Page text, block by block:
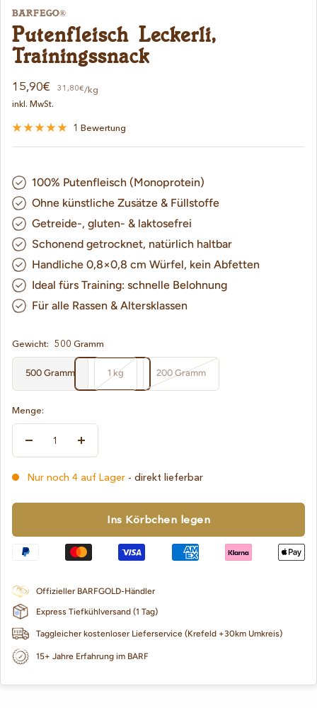
BARFEGO®
Putenfleisch Leckerli,
Trainingssnack
Angebotspreis
15,90€ 31,80€/kg
inkl. MwSt.
1 Bewertung
100% Putenfleisch (Monoprotein)
Ohne künstliche Zusätze & Füllstoffe
Getreide-, gluten- & laktosefrei
Schonend getrocknet, natürlich haltbar
Handliche 0,8×0,8 cm Würfel, kein Abfetten
Ideal fürs Training: schnelle Belohnung
Für alle Rassen & Altersklassen
Gewicht: 500 Gramm
500 Gramm 1 kg 200 Gramm
Menge:
Menge
Menge
Nur noch 4 auf Lager - direkt lieferbar
Ins Körbchen legen
Offizieller BARFGOLD-Händler
Express Tiefkühlversand (1 Tag)
Taggleicher kostenloser Lieferservice (Krefeld +30km Umkreis)
15+ Jahre Erfahrung im BARF